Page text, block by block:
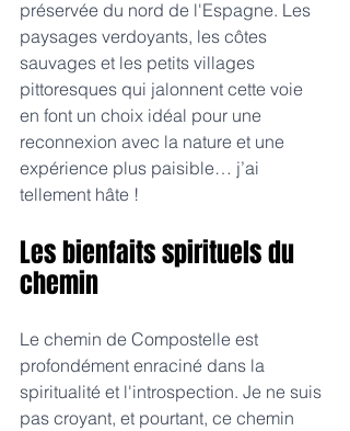
préservée du nord de l'Espagne. Les
paysages verdoyants, les côtes
sauvages et les petits villages
pittoresques qui jalonnent cette voie
en font un choix idéal pour une
reconnexion avec la nature et une
expérience plus paisible… j’ai
tellement hâte !
Les bienfaits spirituels du
chemin
Le chemin de Compostelle est
profondément enraciné dans la
spiritualité et l'introspection. Je ne suis
pas croyant, et pourtant, ce chemin